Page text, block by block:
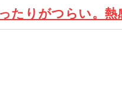
たりがつらい。熱